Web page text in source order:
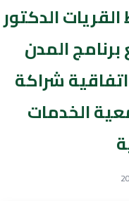
الدكتور
المدن
شراكة
الخدمات